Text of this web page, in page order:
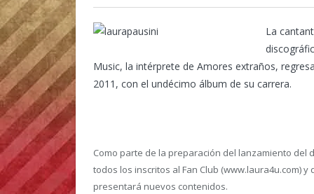
La
Music, la intérprete de Amores extraños,
2011, con el undécimo álbum de su carrera.
Como parte de la preparación del lanzamiento del
todos los inscritos al Fan Club (www.laura4u.com)
presentará nuevos contenidos.